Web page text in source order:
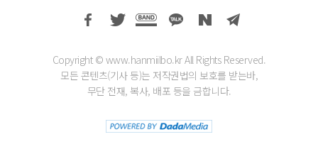
Copyright © www.hanmiilbo.kr All Rights Reserved.
모든 콘텐츠(기사 등)는 저작권법의 보호를 받는바,
무단 전재, 복사, 배포 등을 금합니다.